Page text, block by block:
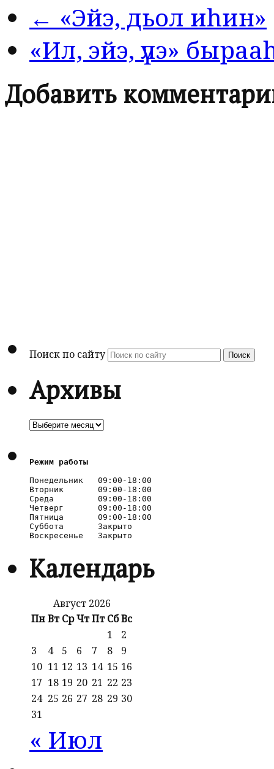
← «Эйэ, дьол иһин»
«Ил, эйэ, үлэ»
Добавить
Поиск по сайту Поиск
Архивы
Архивы
Режим работы
Понедельник   09:00-18:00
Вторник       09:00-18:00
Среда         09:00-18:00
Четверг       09:00-18:00
Пятница       09:00-18:00
Суббота       Закрыто
Календарь
Август 2026
ПнВт СрЧтПт СбВс
1
2
3
4 5 6 7 8
9
10 11 12 13 14 15 16
17 18 19 20 21 22 23
24 25 26 27 28 29 30
31
« Июл